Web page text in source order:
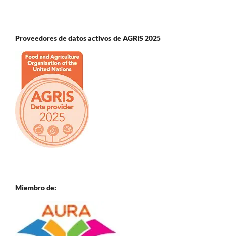
Proveedores de datos activos de AGRIS 2025
Miembro de: